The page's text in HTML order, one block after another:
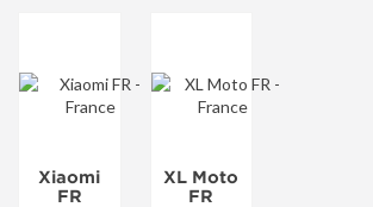
Xiaomi
FR
XL Moto
FR